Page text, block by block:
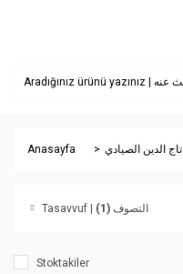
Anasayfa تاج الدين الصيادي
Tasavvuf | التصوف(1)
Stoktakiler